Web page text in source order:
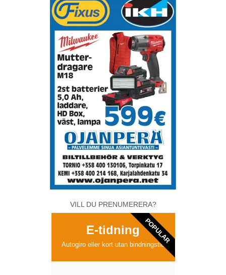
VILL DU PRENUMERERA?
E-tidning
Autogiro eller kort utan bindningstid
POPULAR